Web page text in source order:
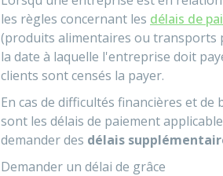
les règles concernant les délais de
(produits alimentaires ou transports
la date à laquelle l'entreprise doit
clients sont censés la payer.
En cas de difficultés financières et
sont les délais de paiement
demander des délais
Demander un délai de grâce